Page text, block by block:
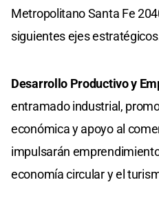
Metropolitano Santa Fe
siguientes ejes
Desarrollo Productivo y
entramado industrial,
económica y apoyo al
impulsarán
economía circular y el